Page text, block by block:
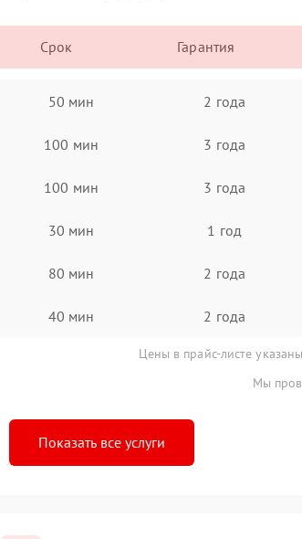
Срок Гарантия
50 мин 2 года
100 мин 3 года
100 мин 3 года
30 мин 1 год
80 мин 2 года
40 мин 2 года
Цены в прайс-листе
Мы
Показать все услуги